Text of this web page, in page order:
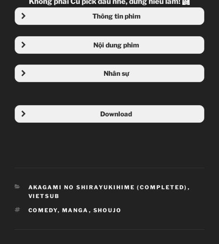
Thông tin phim
Nội dung phim
Nhân sự
Download
CATEGORIES
AKAGAMI NO SHIRAYUKIHIME (COMPLETED) ,
VIETSUB
TAGS
COMEDY, MANGA , SHOUJO